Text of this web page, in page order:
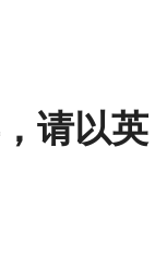
请以英